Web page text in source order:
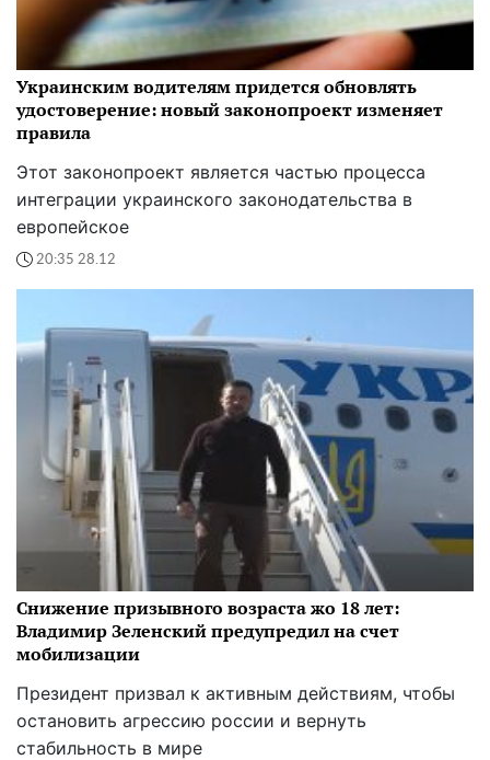
Украинским водителям придется обновлять
удостоверение: новый законопроект изменяет
правила
Этот законопроект является частью процесса
интеграции украинского законодательства в
европейское
20:35 28.12
Снижение призывного возраста жо 18 лет:
Владимир Зеленский предупредил на счет
мобилизации
Президент призвал к активным действиям, чтобы
остановить агрессию россии и вернуть
стабильность в мире